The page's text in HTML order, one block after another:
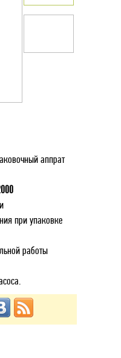
аппрат
при упаковке
работы